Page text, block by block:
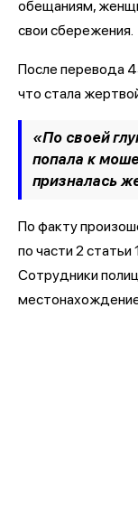
обещаниям,
свои сбережения.
После перевода
что стала
«По своей
попала к
призналась
По факту
по части 2
Сотрудники